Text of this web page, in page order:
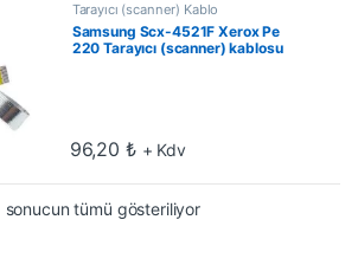
Tarayıcı (scanner) Kablo
Samsung Scx-4521F Xerox Pe
220 Tarayıcı (scanner) kablosu
96,20 ₺ + Kdv
sonucun tümü gösteriliyorEn çok oy alana göre